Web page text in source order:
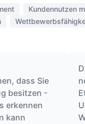
Kundennutzen
dass Sie
besitzen -
erkennen
kann